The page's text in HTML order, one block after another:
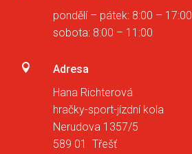
pondělí – pátek: 8:00 – 17:00
sobota: 8:00 – 11:00

Adresa
Hana Richterová
hračky-sport-jízdní kola
Nerudova 1357/5
589 01 Třešť